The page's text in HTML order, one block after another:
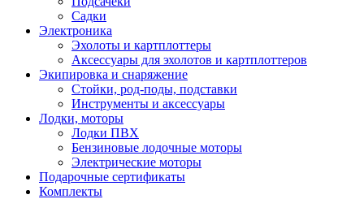
Садки
Электроника
Эхолоты и картплоттеры
Аксессуары для эхолотов и картплоттеров
Экипировка и снаряжение
Стойки, род-поды, подставки
Инструменты и аксессуары
Лодки, моторы
Лодки ПВХ
Бензиновые лодочные моторы
Электрические моторы
Подарочные сертификаты
Комплекты